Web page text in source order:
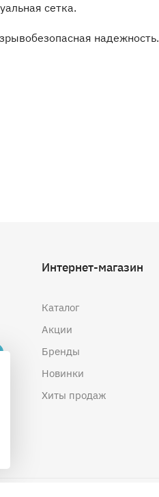
сетка.
надежность.
Интернет-магазин
Каталог
Акции
Бренды
Новинки
Хиты продаж